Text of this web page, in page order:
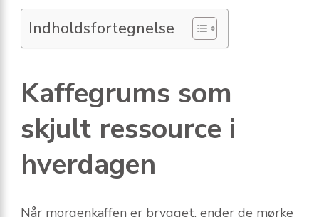
Indholdsfortegnelse
Kaffegrums som
skjult ressource i
hverdagen
Når morgenkaffen er brygget, ender de mørke